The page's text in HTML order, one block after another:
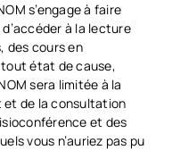
s’engage à faire
à la lecture
des cours en
état de cause,
sera limitée à la
et de la consultation
et des
vous n’auriez pas pu